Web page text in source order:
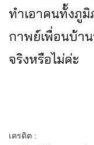
ทำเอาคนทั้งภู
กาพย์เพื่อนบ้า
จริงหรือไม่ค่ะ
เครดิต :